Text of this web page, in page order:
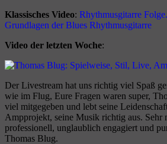
Klassisches Video: Rhythmusgitarre
Grundlagen der Blues Rhythmusgitarre
Video der letzten Woche:
Der Livestream hat uns richtig viel Spaß
wie im Flug, Eure Fragen waren super,
viel mitgegeben und lebt seine
Ampprojekt, seine Musik richtig aus. Sehr
professionell, unglaublich engagiert und
Thomas Blug.